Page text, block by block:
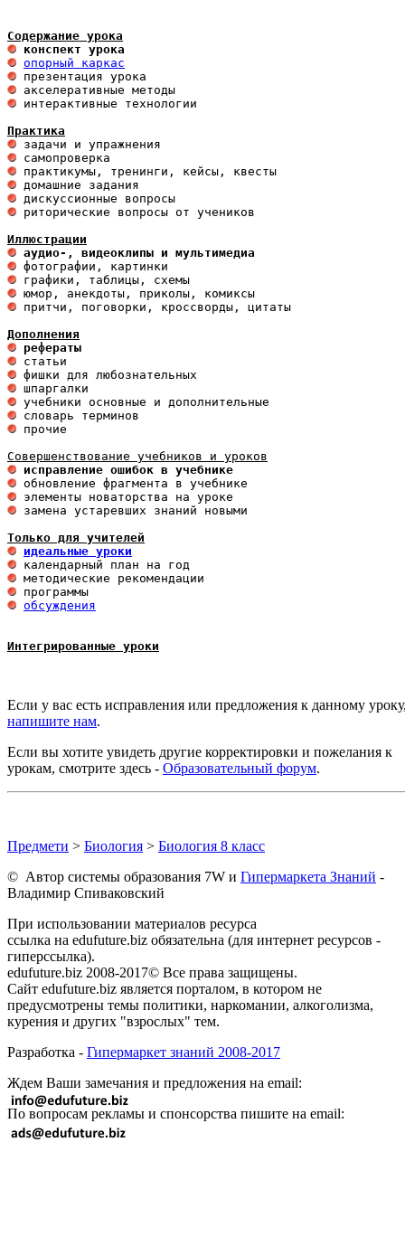
Содержание урока
конспект урока
опорный каркас
интерактивные технологии
Практика
риторические вопросы от учеников
Иллюстрации
аудио-, видеоклипы и мультимедиа
притчи, поговорки, кроссворды, цитаты
Дополнения
рефераты
прочие
исправление ошибок в учебнике
замена устаревших знаний новыми
Только для учителей
идеальные уроки
обсуждения
Интегрированные уроки
Если у вас есть исправления или предложения к данному
напишите нам.
Если вы хотите увидеть другие корректировки и пожелания к
урокам, смотрите здесь - Образовательный форум.
Предмети > Биология > Биология 8 класс
© Автор системы образования 7W и Гипермаркета Знаний -
Владимир Спиваковский
При использовании материалов ресурса
ссылка на edufuture.biz обязательна (для интернет ресурсов -
гиперссылка).
edufuture.biz 2008-2017© Все права защищены.
Сайт edufuture.biz является порталом, в котором не
предусмотрены темы политики, наркомании, алкоголизма,
курения и других "взрослых" тем.
Разработка - Гипермаркет знаний 2008-2017
Ждем Ваши замечания и предложения на email:
По вопросам рекламы и спонсорства пишите на email: